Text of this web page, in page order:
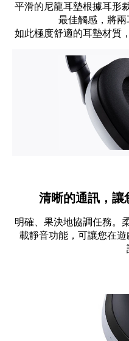
平滑的尼龍耳墊根據耳形
最佳觸感，將兩
如此極度舒適的耳墊材質
清晰的通訊，讓
明確、果決地協調任務。
載靜音功能，可讓您在